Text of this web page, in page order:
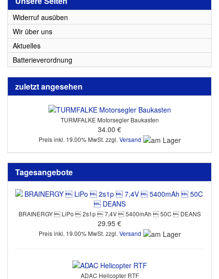
Widerruf ausüben
Wir über uns
Aktuelles
Batterieverordnung
zuletzt angesehen
TURMFALKE Motorsegler Baukasten
34.00 €
Preis inkl. 19.00% MwSt. zzgl. Versand
Tagesangebote
BRAINERGY  LiPo  2s1p  7,4V  5400mAh  50C  DEANS
29.95 €
Preis inkl. 19.00% MwSt. zzgl. Versand
ADAC Helicopter RTF